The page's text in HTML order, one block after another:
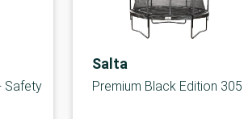
Safety
Salta
Premium Black Edition 305